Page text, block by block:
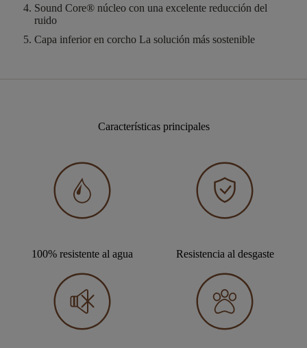
Sound Core® núcleo con una excelente reducción del
ruido
Capa inferior en corcho La solución más sostenible
Características principales
100% resistente al agua Resistencia al desgaste